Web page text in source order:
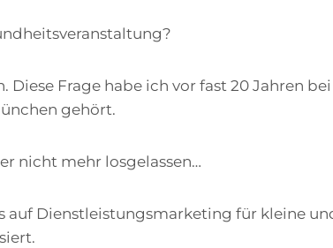
Diese Frage habe ich vor fast 20 Jahren
gehört.
nicht mehr losgelassen…
auf Dienstleistungsmarketing für kleine